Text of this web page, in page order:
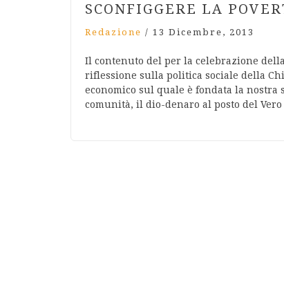
SCONFIGGERE LA
Redazione / 13 Dicembre, 2013
Il contenuto del per la celebrazione
riflessione sulla politica sociale della
economico sul quale è fondata la nostra
comunità, il dio-denaro al posto del Vero